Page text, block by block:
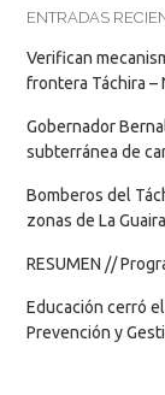
ENTRADAS
Verifican
frontera Táchira –
Gobernador
subterránea de
Bomberos del
zonas de La Guaira
RESUMEN //
Educación cerró
Prevención y